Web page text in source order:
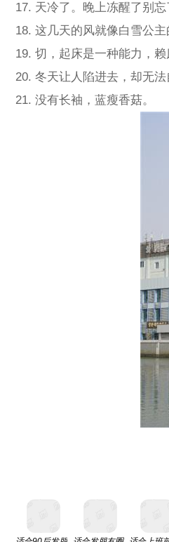
17. 天冷了。晚上冻醒了别忘
18. 这几天的风就像白雪公
19. 切，起床是一种能力，赖
20. 冬天让人陷进去，却无
21. 没有长袖，蓝瘦香菇。